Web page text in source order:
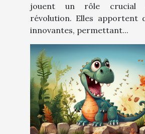
jouent un rôle crucial
révolution. Elles apportent
innovantes, permettant...